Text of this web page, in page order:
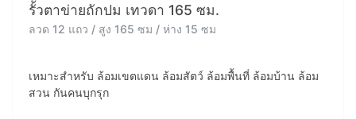
รั้วตาข่ายถักปม เทวดา 165 ซม.
ลวด 12 แถว / สูง 165 ซม / ห่าง 15 ซม
เหมาะสำหรับ ล้อมเขตแดน ล้อมสัตว์ ล้อมพื้นที่ ล้อมบ้าน ล้อม
สวน กันคนบุกรุก